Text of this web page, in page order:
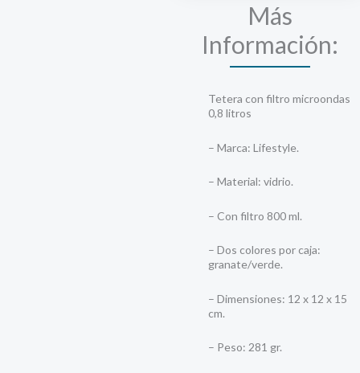
cantidad
Más
Información:
Tetera con filtro microondas
0,8 litros
– Marca: Lifestyle.
– Material: vidrio.
– Con filtro 800 ml.
– Dos colores por caja:
granate/verde.
– Dimensiones: 12 x 12 x 15
cm.
– Peso: 281 gr.